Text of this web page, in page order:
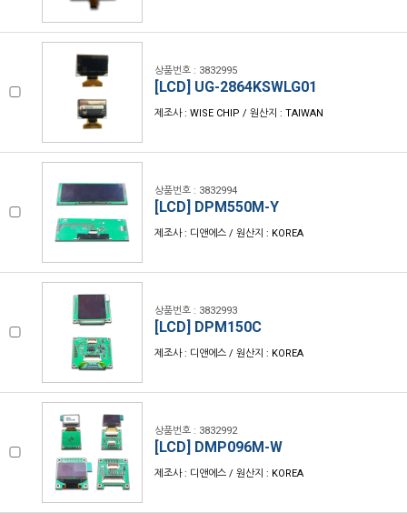
상품번호 : 3832995
[LCD] UG-2864KSWLG01
제조사 : WISE CHIP / 원산지 : TAIWAN
상품번호 : 3832994
[LCD] DPM550M-Y
제조사 : 디앤에스 / 원산지 : KOREA
상품번호 : 3832993
[LCD] DPM150C
제조사 : 디앤에스 / 원산지 : KOREA
상품번호 : 3832992
[LCD] DMP096M-W
제조사 : 디앤에스 / 원산지 : KOREA